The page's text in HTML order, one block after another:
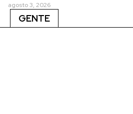
agosto 3, 2026
GENTE